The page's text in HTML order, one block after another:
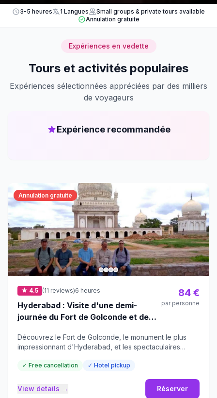
3-5 heures 1 Langues
Small groups & private tours available
Annulation gratuite
Expériences en vedette
Tours et activités populaires
Expériences sélectionnées appréciées par des milliers
de voyageurs
Expérience recommandée
Annulation gratuite
★ 4.5 (11 reviews)6 heures
Hyderabad : Visite d'une demi-
journée du Fort de Golconde et des
84 €
par personne
Découvrez le Fort de Golconde, le monument le plus
impressionnant d'Hyderabad, et les spectaculaires
demi-journée.
✓ Free cancellation ✓ Hotel pickup
View details → Réserver